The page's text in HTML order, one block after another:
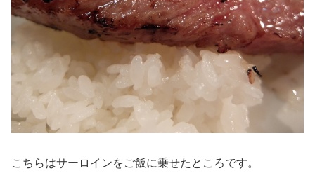
こちらはサーロインをご飯に乗せたところです。